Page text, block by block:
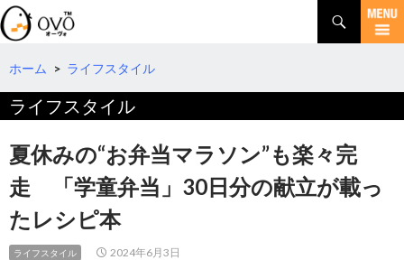
検
索
コ
テ
ツ
へ
移
動
ホーム > ライフスタイル
ライフスタイル
夏休みの“お弁当マラソン”も楽々完
走 「学童弁当」30日分の献立が載っ
たレシピ本
ライフスタイル 2024年6月3日